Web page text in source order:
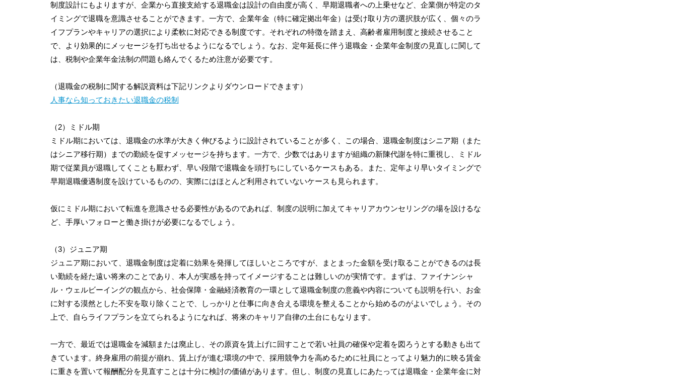
制度設計にもよりますが、企業から直接支給する退職金は設計の自由度が高く、早期退職者への上乗せなど、企業側が特定のタ
イミングで退職を意識させることができます。一方で、企業年金（特に確定拠出年金）は受け取り方の選択肢が広く、個々のラ
イフプランやキャリアの選択により柔軟に対応できる制度です。それぞれの特徴を踏まえ、高齢者雇用制度と接続させること
で、より効果的にメッセージを打ち出せるようになるでしょう。なお、定年延長に伴う退職金・企業年金制度の見直しに関して
は、税制や企業年金法制の問題も絡んでくるため注意が必要です。
（退職金の税制に関する解説資料は下記リンクよりダウンロードできます）
人事なら知っておきたい退職金の税制
（2）ミドル期
ミドル期においては、退職金の水準が大きく伸びるように設計されていることが多く、この場合、退職金制度はシニア期（また
はシニア移行期）までの勤続を促すメッセージを持ちます。一方で、少数ではありますが組織の新陳代謝を特に重視し、ミドル
期で従業員が退職してくことも厭わず、早い段階で退職金を頭打ちにしているケースもある。また、定年より早いタイミングで
早期退職優遇制度を設けているものの、実際にはほとんど利用されていないケースも見られます。
仮にミドル期において転進を意識させる必要性があるのであれば、制度の説明に加えてキャリアカウンセリングの場を設けるな
ど、手厚いフォローと働き掛けが必要になるでしょう。
（3）ジュニア期
ジュニア期において、退職金制度は定着に効果を発揮してほしいところですが、まとまった金額を受け取ることができるのは長
い勤続を経た遠い将来のことであり、本人が実感を持ってイメージすることは難しいのが実情です。まずは、ファイナンシャ
ル・ウェルビーイングの観点から、社会保障・金融経済教育の一環として退職金制度の意義や内容についても説明を行い、お金
に対する漠然とした不安を取り除くことで、しっかりと仕事に向き合える環境を整えることから始めるのがよいでしょう。その
上で、自らライフプランを立てられるようになれば、将来のキャリア自律の土台にもなります。
一方で、最近では退職金を減額または廃止し、その原資を賃上げに回すことで若い社員の確保や定着を図ろうとする動きも出て
きています。終身雇用の前提が崩れ、賃上げが進む環境の中で、採用競争力を高めるために社員にとってより魅力的に映る賃金
に重きを置いて報酬配分を見直すことは十分に検討の価値があります。但し、制度の見直しにあたっては退職金・企業年金に対